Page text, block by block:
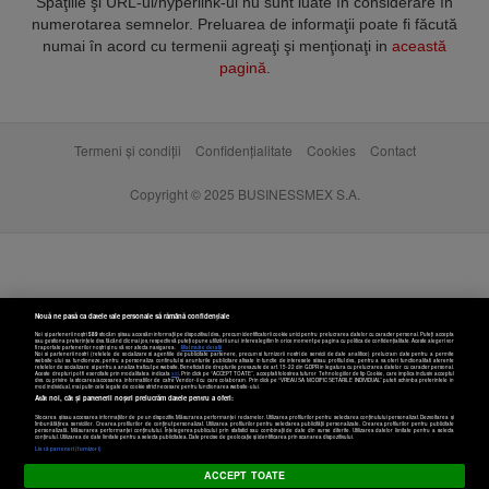
numerotarea semnelor. Preluarea de informaţii poate fi făcută
numai în acord cu termenii agreaţi şi menţionaţi in această
pagină
Termeni și condiții Confidențialitate Cookies Contact
Copyright © 2025 BUSINESSMEX S.A.
Setări cookies
Nouă ne pasă ca datele tale personale să rămână confidențiale
Noi și partenerii noștri589stocăm și/sau accesăm informații pe dispozitivul dvs., precum identificatorii cookie unici pentru prelucrarea datelor cu caracter personal. Puteți accepta
sau gestiona preferințele dvs. făcând clic mai jos, respectiv vă puteți opune utilizării unui interes legitim în orice moment pe pagina cu politica de confidențialitate. Aceste alegeri vor
fi raportate partenerilor noștri și nu vă vor afecta navigarea.
Mai multe detalii
Noi si partenerii nostri (retelele de socializare si agentiile de publicitate partenere, precum si furnizorii nostri de servicii de date analitice) prelucram date pentru a permite
website-ului sa functioneze, pentru a personaliza continutul si anunturile publicitare afisate in functie de interesele si/sau profilul dvs., pentru a va oferi functionalitati aferente
retelelor de socializare si pentru a analiza traficul pe website. Beneficiati de drepturile prevazute de art. 15-22 din GDPR in legatura cu prelucrarea datelor cu caracter personal.
Aceste drepturi pot fi exercitate prin modalitatea indicataaici. Prin click pe “ACCEPT TOATE”, acceptati folosirea tuturor Tehnologiilor de tip Cookie, care implica inclusiv acceptul
dvs. cu privire la stocarea/accesarea informatiilor de catre Vendor-ii cu care colaboram. Prin click pe “VREAU SA MODIFIC SETARILE INDIVIDUAL” puteti schimba preferintele in
mod individual, mai putin cele legate de cookie strict necesare pentru functionarea website-ului.
Atât noi, cât și partenerii noștri prelucrăm datele pentru a oferi:
Stocarea și/sau accesarea informațiilor de pe un dispozitiv. Măsurarea performanței reclamelor. Utilizarea profilurilor pentru selectarea conținutului personalizat. Dezvoltarea și
îmbunătățirea serviciilor. Crearea profilurilor de conținut personalizat. Utilizarea profilurilor pentru selectarea publicității personalizate. Crearea profilurilor pentru publicitate
personalizată. Măsurarea performanței conținutului. Înțelegerea publicului prin statistici sau combinații de date din surse diferite. Utilizarea datelor limitate pentru a selecta
conținutul. Utilizarea de date limitate pentru a selecta publicitatea. Date precise de geolocație și identificarea prin scanarea dispozitivului.
Listă parteneri (furnizori)
ACCEPT TOATE